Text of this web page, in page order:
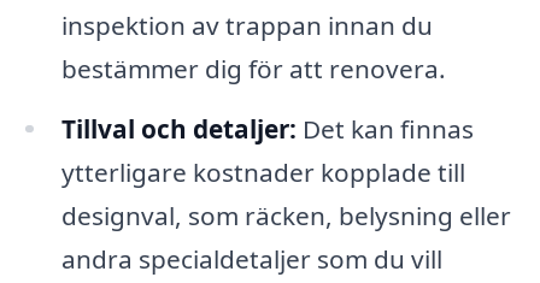
inspektion av trappan innan du
bestämmer dig för att renovera.
Tillval och detaljer: Det kan finnas
ytterligare kostnader kopplade till
designval, som räcken, belysning eller
andra specialdetaljer som du vill